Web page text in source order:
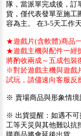
隊，當派單完成後，訂
貨，僅代表發單至施工
容為主。 在3-5天工作
★遊戲片(含軟體)商品
★遊戲主機與配件一經
將酌收兩成～五成包裝
※對於遊戲主機與遊戲
試玩，請儘速向客服反
※ 賣場商品與形象情境
※ 出貨提醒：如遇不可
工等天災與其他難以抗